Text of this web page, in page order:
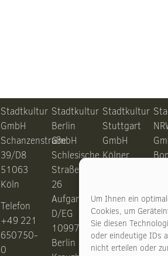
Um Ihnen ein
Cookies, um
Sie diesen
oder eindeutige IDs
nicht erteilen oder
Stadtkultur
GmbH
Schanzenstraße
39/D8
51063
Köln
Telefon
+49 221
650750-
0
Stadtkultur
Berlin
GmbH
Schlesische
Straße
26
Aufgang
D/EG
10997
Berlin
Stadtkultur
Stuttgart
GmbH
Kölner
70376
Stuttgart
Telefon